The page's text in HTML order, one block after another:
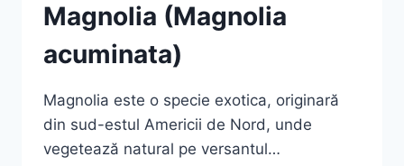
Magnolia (Magnolia
acuminata)
Magnolia este o specie exotica, originară
din sud-estul Americii de Nord, unde
vegetează natural pe versantul…